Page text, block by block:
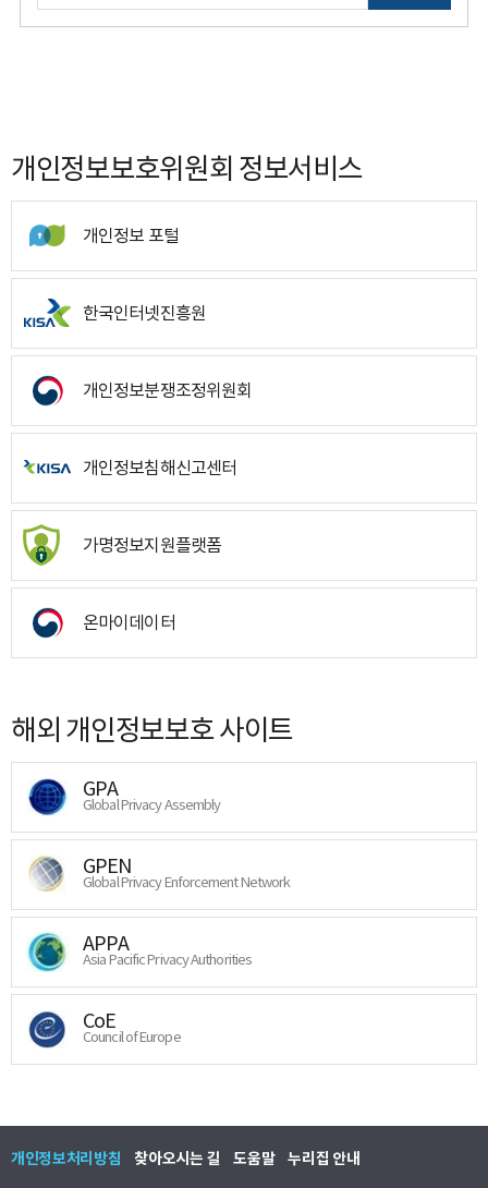
개인정보보호위원회 정보서비스
개인정보 포털
한국인터넷진흥원
개인정보분쟁조정위원회
개인정보침해신고센터
가명정보지원플랫폼
온마이데이터
해외 개인정보보호 사이트
GPA
Global Privacy Assembly
GPEN
Global Privacy Enforcement Network
APPA
Asia Pacific Privacy Authorities
CoE
Council of Europe
개인정보처리방침 찾아오시는 길 도움말 누리집 안내